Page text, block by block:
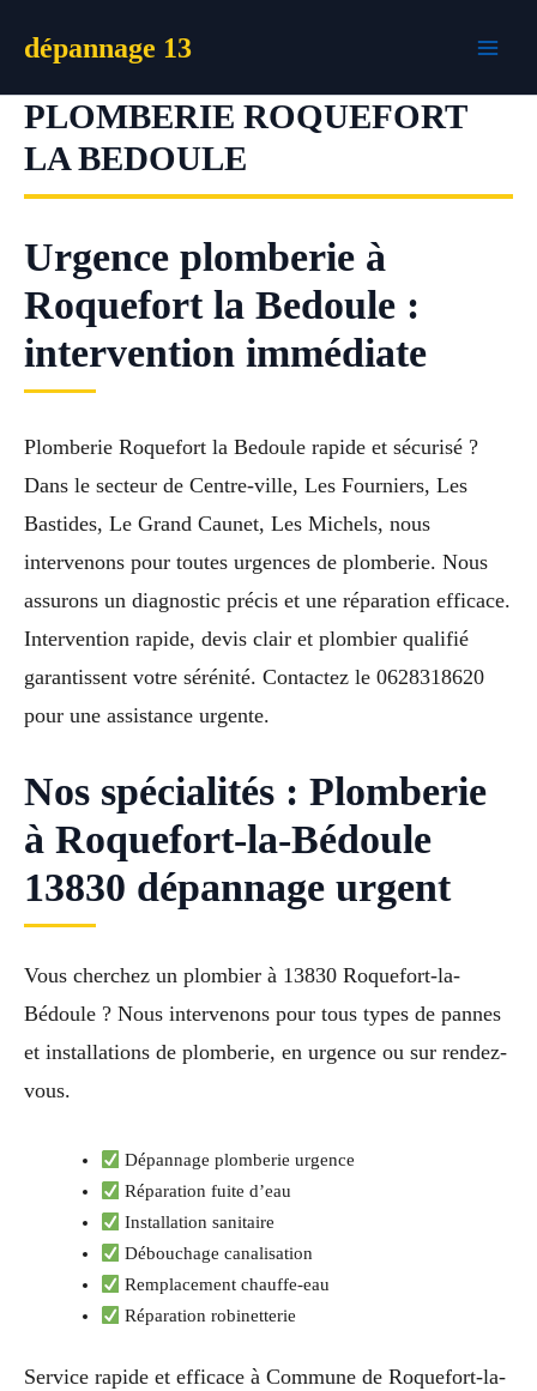
dépannage 13
PLOMBERIE ROQUEFORT
LA BEDOULE
Urgence plomberie à
Roquefort la Bedoule :
intervention immédiate
Plomberie Roquefort la Bedoule rapide et sécurisé ?
Dans le secteur de Centre-ville, Les Fourniers, Les
Bastides, Le Grand Caunet, Les Michels, nous
intervenons pour toutes urgences de plomberie. Nous
assurons un diagnostic précis et une réparation efficace.
Intervention rapide, devis clair et plombier qualifié
garantissent votre sérénité. Contactez le 0628318620
pour une assistance urgente.
Nos spécialités : Plomberie
à Roquefort-la-Bédoule
13830 dépannage urgent
Vous cherchez un plombier à 13830 Roquefort-la-
Bédoule ? Nous intervenons pour tous types de pannes
et installations de plomberie, en urgence ou sur rendez-
vous.
Dépannage plomberie urgence
Réparation fuite d’eau
Installation sanitaire
Débouchage canalisation
Remplacement chauffe-eau
Réparation robinetterie
Service rapide et efficace à Commune de Roquefort-la-